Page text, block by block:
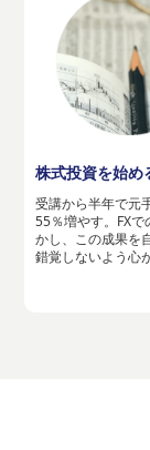
株式投資を始め
受講から半年で元
55％増やす。FXで
かし、この成果を
錯覚しないよう心